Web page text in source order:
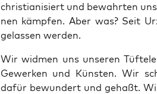
chris­tia­ni­siert und bewahr­ten
nen kämp­fen. Aber was? Seit
gelas­sen werden.
Wir wid­men uns unse­ren
Gewer­ken und Küns­ten. Wir
dafür bewun­dert und geh­aßt.